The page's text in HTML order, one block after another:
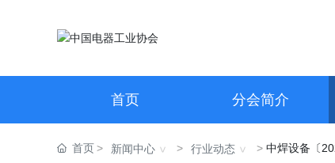
首页 分会简介
首页 新闻中心 行业动态 中焊设备〔